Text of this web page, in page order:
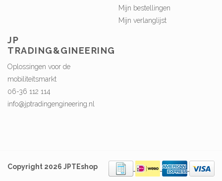
Mijn bestellingen
Mijn verlanglijst
JP
TRADING&GINEERING
Oplossingen voor de
mobiliteitsmarkt
06-36 112 114
info@jptradingengineering.nl
Copyright 2026 JPTEshop